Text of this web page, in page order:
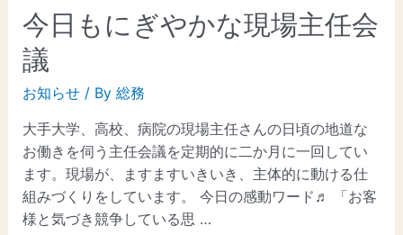
今日もにぎやかな現場主任会
議
お知らせ/ By 総務
大手大学、高校、病院の現場主任さんの日頃の地道な
お働きを伺う主任会議を定期的に二か月に一回してい
ます。現場が、ますますいきいき、主体的に動ける仕
組みづくりをしています。 今日の感動ワード♬ 「お客
様と気づき競争している思 …